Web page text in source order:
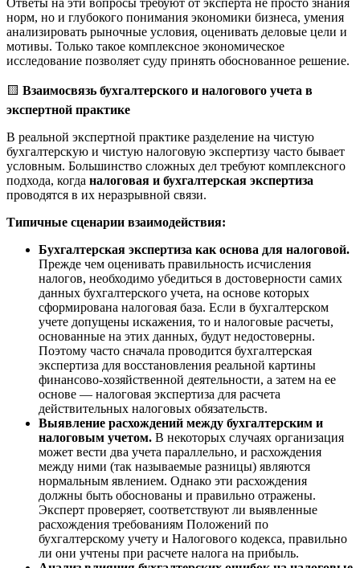
норм, но и глубокого понимания экономики бизнеса, умения
анализировать рыночные условия, оценивать деловые цели и
мотивы. Только такое комплексное экономическое
исследование позволяет суду принять обоснованное решение.
🟨 Взаимосвязь бухгалтерского и налогового учета в
экспертной практике
В реальной экспертной практике разделение на чистую
бухгалтерскую и чистую налоговую экспертизу часто бывает
условным. Большинство сложных дел требуют комплексного
подхода, когда налоговая и бухгалтерская экспертиза
проводятся в их неразрывной связи.
Типичные сценарии взаимодействия:
Бухгалтерская экспертиза как основа для налоговой.
Прежде чем оценивать правильность исчисления
налогов, необходимо убедиться в достоверности самих
данных бухгалтерского учета, на основе которых
сформирована налоговая база. Если в бухгалтерском
учете допущены искажения, то и налоговые расчеты,
основанные на этих данных, будут недостоверны.
Поэтому часто сначала проводится бухгалтерская
экспертиза для восстановления реальной картины
финансово-хозяйственной деятельности, а затем на ее
основе — налоговая экспертиза для расчета
действительных налоговых обязательств.
Выявление расхождений между бухгалтерским и
налоговым учетом. В некоторых случаях организация
может вести два учета параллельно, и расхождения
между ними (так называемые разницы) являются
нормальным явлением. Однако эти расхождения
должны быть обоснованы и правильно отражены.
Эксперт проверяет, соответствуют ли выявленные
расхождения требованиям Положений по
бухгалтерскому учету и Налогового кодекса, правильно
ли они учтены при расчете налога на прибыль.